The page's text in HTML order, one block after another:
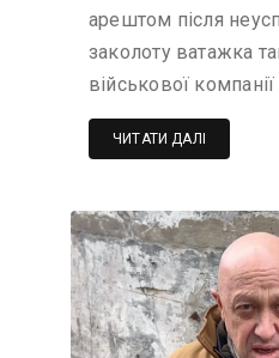
арештом після
заколоту ватажка
військової компанії
ЧИТАТИ ДАЛІ